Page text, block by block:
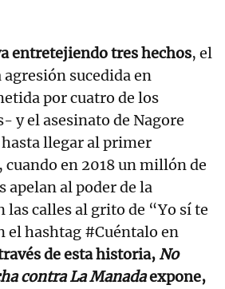
entretejiendo tres hechos, el
agresión sucedida en
por cuatro de los
y el asesinato de Nagore
llegar al primer
en 2018 un millón de
apelan al poder de la
calles al grito de “Yo sí te
el hashtag #Cuéntalo en
de esta historia, No
contra La Manadaexpone,